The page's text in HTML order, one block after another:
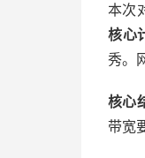
本次
核心
秀。
核心
带宽